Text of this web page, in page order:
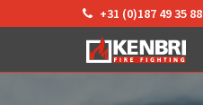
+31 (0)187 49 35 88